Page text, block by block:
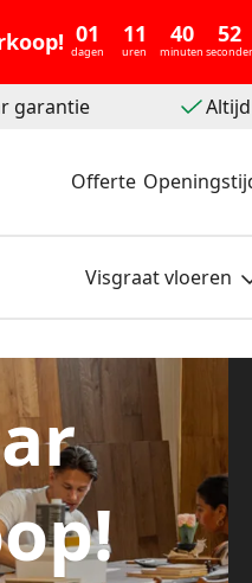
01
dagen
11
uren
40
minuten
50
garantie
Offerte
Visgraat vloeren